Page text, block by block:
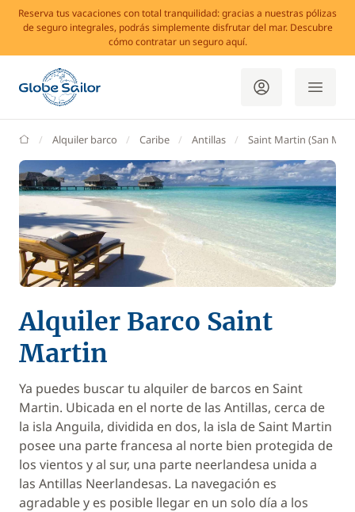
Reserva tus vacaciones con total tranquilidad: gracias a nuestras pólizas
de seguro integrales, podrás simplemente disfrutar del mar. Descubre
cómo contratar un seguro aquí.
GlobeSailor
Alquiler barco Caribe Antillas Saint Martin (San
Alquiler Barco Saint
Martin
Ya puedes buscar tu alquiler de barcos en Saint
Martin. Ubicada en el norte de las Antillas, cerca de
la isla Anguila, dividida en dos, la isla de Saint Martin
posee una parte francesa al norte bien protegida de
los vientos y al sur, una parte neerlandesa unida a
las Antillas Neerlandesas. La navegación es
agradable y es posible llegar en un solo día a los